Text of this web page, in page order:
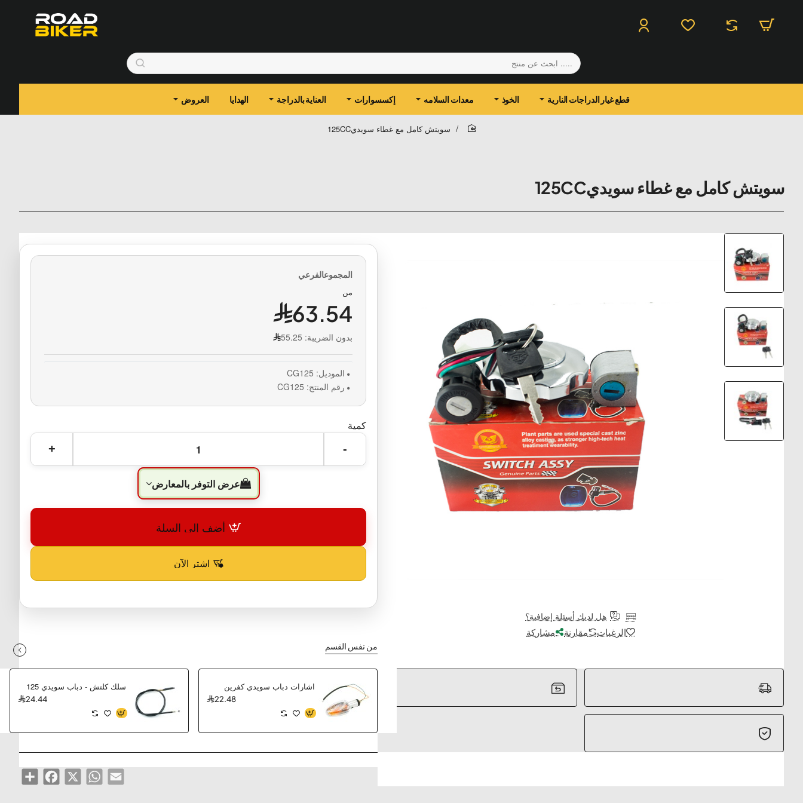
.....
ابحث
عن
منتج
قطع غيار الدراجات النارية الخوذ معدات السلامه إكسسوارات العناية بالدراجة الهدايا العروض
سويتش كامل مع غطاء سويدي125CC
سويتش كامل مع غطاء سويدي125CC
هل لديك أسئلة إضافية؟
الرغبات مقارنة مشاركة
من
63.54
بدون الضريبة: 55.25
الموديل: CG125
رقم المنتج: CG125
عرض التوفر بالمعارض
أضف إلى السلة
اشترِ الآن
من نفس القسم
اشارات دباب سويدي كفرين
22.48
سلك كلتش - دباب سويدي 125
24.44
Share
Facebook X
WhatsApp Email